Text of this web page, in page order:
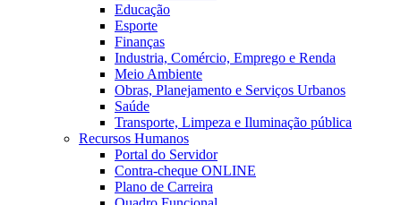
Educação
Esporte
Finanças
Industria, Comércio, Emprego e Renda
Meio Ambiente
Obras, Planejamento e Serviços Urbanos
Saúde
Transporte, Limpeza e Iluminação pública
Recursos Humanos
Portal do Servidor
Contra-cheque ONLINE
Plano de Carreira